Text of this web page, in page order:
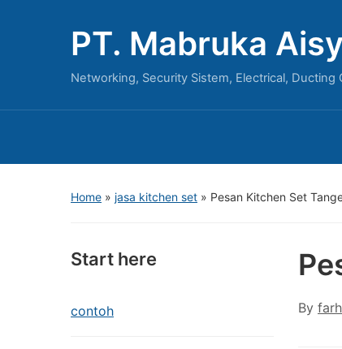
PT. Mabruka
Networking, Security Sistem, Electrical, Ducting
Home » jasa kitchen set » Pesan Kitchen Set
Start here
contoh By